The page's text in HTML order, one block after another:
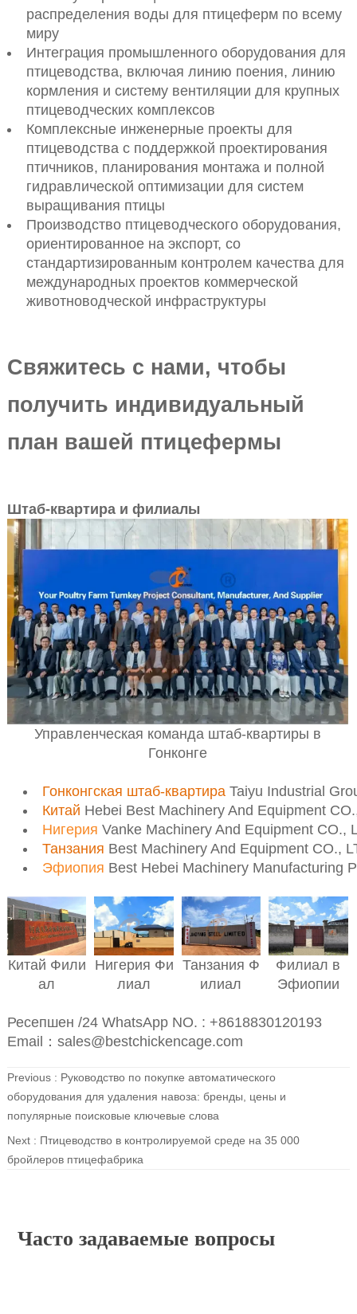
распределения воды для птицеферм по всему
миру
Интеграция промышленного оборудования для
птицеводства, включая линию поения, линию
кормления и систему вентиляции для крупных
птицеводческих комплексов
Комплексные инженерные проекты для
птицеводства с поддержкой проектирования
птичников, планирования монтажа и полной
гидравлической оптимизации для систем
выращивания птицы
Производство птицеводческого оборудования,
ориентированное на экспорт, со
стандартизированным контролем качества для
международных проектов коммерческой
животноводческой инфраструктуры
Свяжитесь с нами, чтобы
получить индивидуальный
план вашей птицефермы
Штаб-квартира и филиалы
Управленческая команда штаб-квартиры в
Гонконге
Гонконгская штаб-квартираTaiyu Industrial
Китай Hebei Best Machinery And Equipment
Нигерия Vanke Machinery And Equipment CO.,
Танзания Best Machinery And Equipment CO.,
Эфиопия Best Hebei Machinery Manufacturing
Китай Фили
ал
Нигерия Фи
лиал
Танзания Ф
илиал
Филиал в
Эфиопии
Ресепшен /24 WhatsApp NO. : +8618830120193
Email：sales@bestchickencage.com
Previous : Руководство по покупке автоматического
оборудования для удаления навоза: бренды, цены и
популярные поисковые ключевые слова
Next : Птицеводство в контролируемой среде на 35 000
бройлеров птицефабрика
Часто задаваемые вопросы